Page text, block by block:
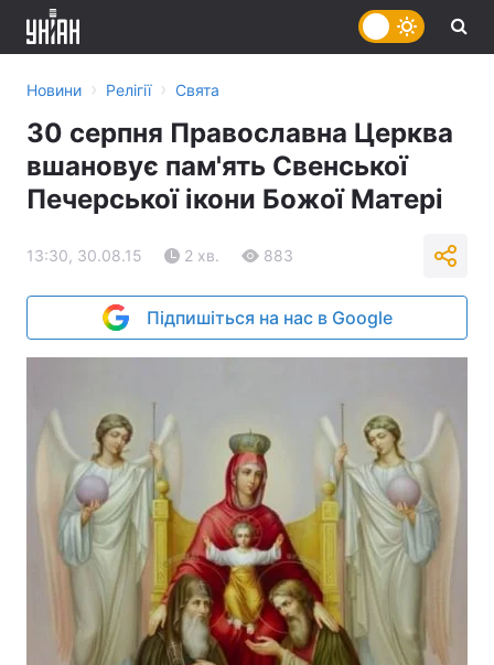
Новини › Релігії › Свята
30 серпня Православна Церква
вшановує пам'ять Свенської
Печерської ікони Божої Матері
13:30, 30.08.15 2 хв. 883
Підпишіться на нас в Google